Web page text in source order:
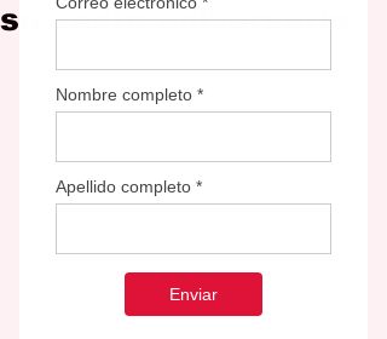
su sexto aniversario